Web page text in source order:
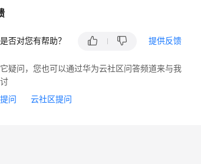
否对您有帮助？ 提供反馈
疑问，您也可以通过华为云社区问答频道来与我
问
云社区提问